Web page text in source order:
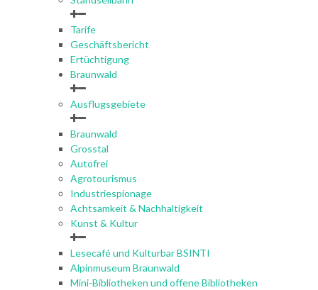
Tarife
Geschäftsbericht
Ertüchtigung
Braunwald
Ausflugsgebiete
Braunwald
Grosstal
Autofrei
Agrotourismus
Industriespionage
Achtsamkeit & Nachhaltigkeit
Kunst & Kultur
Lesecafé und Kulturbar BSINTI
Alpinmuseum Braunwald
Mini-Bibliotheken und offene Bibliotheken